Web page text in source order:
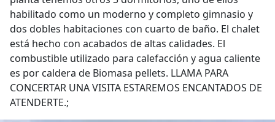
habilitado como un moderno y completo gimnasio y
dos dobles habitaciones con cuarto de baño. El chalet
está hecho con acabados de altas calidades. El
combustible utilizado para calefacción y agua caliente
es por caldera de Biomasa pellets. LLAMA PARA
CONCERTAR UNA VISITA ESTAREMOS ENCANTADOS DE
ATENDERTE.;